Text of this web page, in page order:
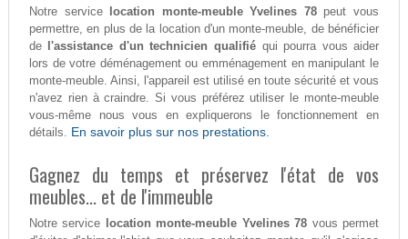
Notre service location monte-meuble Yvelines 78peut vous
permettre, en plus de la location d'un monte-meuble, de bénéficier
de
l'assistance d'un technicien qualifié qui pourra vous aider
lors de votre déménagement ou emménagement en manipulant le
monte-meuble. Ainsi, l'appareil est utilisé en toute sécurité et vous
n'avez rien à craindre. Si vous préférez utiliser le monte-meuble
vous-même nous vous en expliquerons le fonctionnement en
détails. En savoir plus sur nos prestations.
Gagnez du temps et préservez l'état de vos
meubles... et de l'immeuble
Notre service location monte-meuble Yvelines 78 vous permet